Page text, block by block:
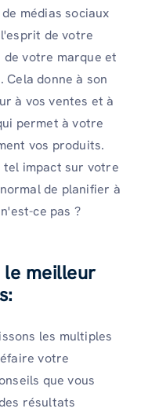
médias sociaux
de votre
votre marque et
donne à son
à vos ventes et à
permet à votre
vos produits.
tel impact sur votre
de planifier à
ce pas ?
meilleur
les multiples
votre
que vous
résultats